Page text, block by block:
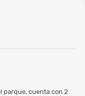
parque, cuenta con 2